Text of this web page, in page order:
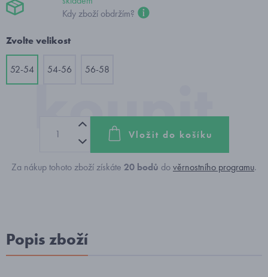
Kdy zboží obdržím?
Zvolte velikost
52-54 54-56 56-58
Vložit do košíku
Za nákup tohoto zboží získáte 20 bodů dověrnostního programu.
Popis zboží